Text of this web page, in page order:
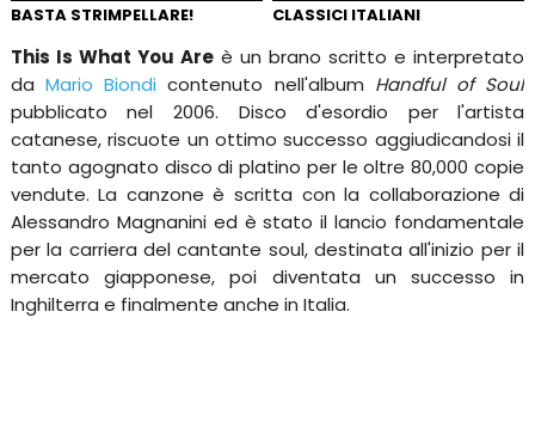
BASTA STRIMPELLARE! CLASSICI ITALIANI
This Is What You Are è un brano scritto e interpretato
daMario Biondi contenuto nell'album Handful of Soul
pubblicato nel 2006. Disco d'esordio per l'artista
catanese, riscuote un ottimo successo aggiudicandosi il
tanto agognato disco di platino per le oltre 80,000 copie
vendute. La canzone è scritta con la collaborazione di
Alessandro Magnanini ed è stato il lancio fondamentale
per la carriera del cantante soul, destinata all'inizio per il
mercato giapponese, poi diventata un successo in
Inghilterra e finalmente anche in Italia.